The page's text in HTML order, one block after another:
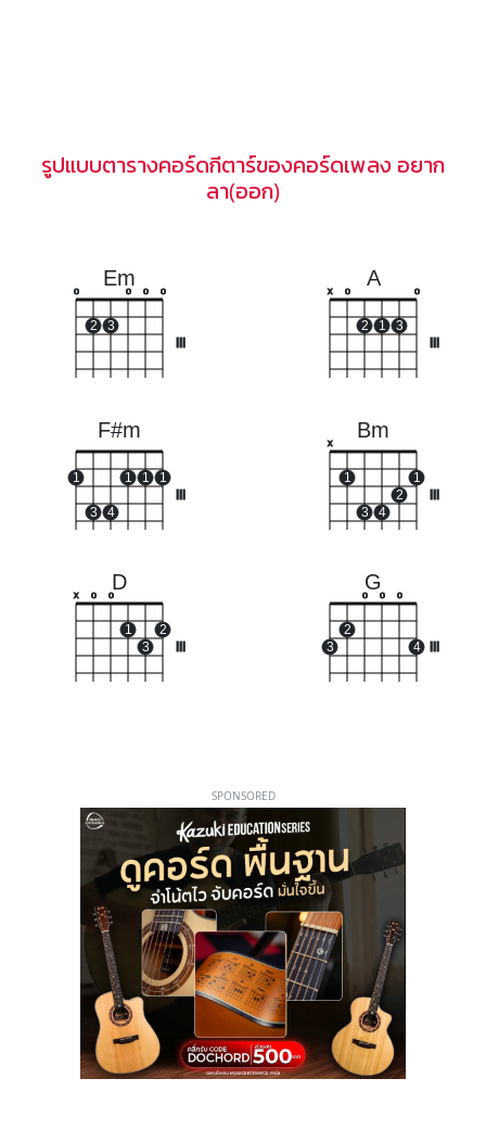
รูปแบบตารางคอร์ดกีตาร์ของคอร์ดเพลง อยาก
ลา(ออก)
Em
o
2 3
o o o
A
x o
2 1 3
o
F#m
1
3 4
1 1 1
Bm
x
1
3 4
2
1
D
x o o
1
3
2
G
3
2
o o o
4
SPONSORED